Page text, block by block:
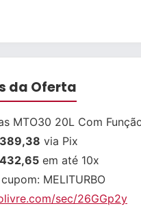
da Oferta
MTO30 20L Com
via Pix
em até 10x
MELITURBO
sec/26GGp2y